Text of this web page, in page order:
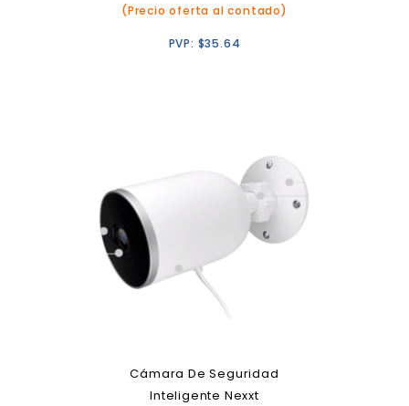
(Precio oferta al contado)
PVP: $35.64
Cámara De Seguridad
Inteligente Nexxt